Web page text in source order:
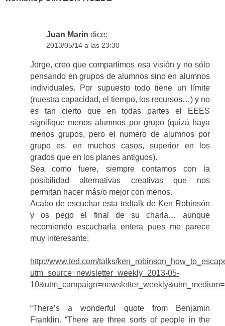
Juan Marin dice:
2013/05/14 a las 23:30
Jorge, creo que compartimos esa visión y no sólo
pensando en grupos de alumnos sino en alumnos
individuales. Por supuesto todo tiene un límite
(nuestra capacidad, el tiempo, los recursos…) y no
es tan cierto que en todas partes el EEES
signifique menos alumnos por grupo (quizá haya
menos grupos, pero el numero de alumnos por
grupo es, en muchos casos, superior en los
grados que en los planes antiguos).
Sea como fuere, siempre contamos con la
posibilidad alternativas creativas que nos
permitan hacer más/o mejor con menos.
Acabo de escuchar esta tedtalk de Ken Robinsón
y os pego el final de su charla… aunque
recomiendo escucharla entera pues me parece
muy interesante:
http://www.ted.com/talks/
utm_source=newsletter_weekly_2013-05-
“There’s a wonderful quote from Benjamin
Franklin. “There are three sorts of people in the